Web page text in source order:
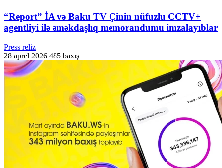
“Report” İA və Baku TV Çinin nüfuzlu CCTV+
agentliyi ilə əməkdaşlıq memorandumu imzalayıblar
Press reliz
28 aprel 2026 485 baxış